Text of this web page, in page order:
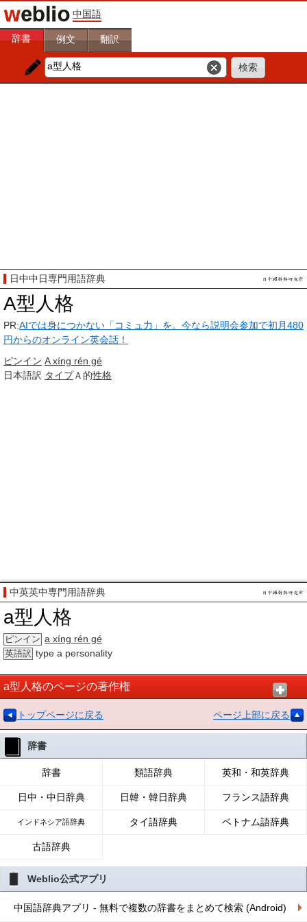
中国語
辞書 例文 翻訳
日中中日専門用語辞典
A型人格
PR:AIでは身につかない「コミュ力」を。今なら説明会参加で初月480
円からのオンライン英会話！
ピンイン A xíng rén gé
日本語訳 タイプＡ的性格
中英英中専門用語辞典
a型人格
ピンイン a xíng rén gé
英語訳 type a personality
a型人格のページの著作権
トップページに戻る ページ上部に戻る
辞書
辞書 類語辞典 英和・和英辞典
日中・中日辞典 日韓・韓日辞典 フランス語辞典
インドネシア語辞典 タイ語辞典 ベトナム語辞典
古語辞典
Weblio公式アプリ
中国語辞典アプリ - 無料で複数の辞書をまとめて検索 (Android)